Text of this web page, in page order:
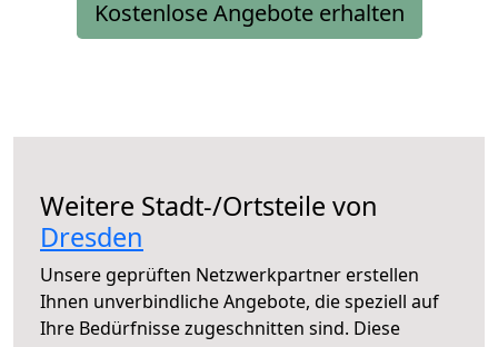
Kostenlose Angebote erhalten
Weitere Stadt-/Ortsteile von
Dresden
Unsere geprüften Netzwerkpartner erstellen
Ihnen unverbindliche Angebote, die speziell auf
Ihre Bedürfnisse zugeschnitten sind. Diese